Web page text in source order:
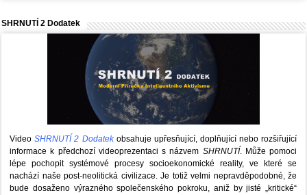
SHRNUTÍ 2 Dodatek
VideoSHRNUTÍ 2 Dodatekobsahuje upřesňující, doplňující nebo rozšiřující
informace k předchozí videoprezentaci s názvem SHRNUTÍ. Může pomoci
lépe pochopit systémové procesy socioekonomické reality, ve které se
nachází naše post-neolitická civilizace. Je totiž velmi nepravděpodobné, že
bude dosaženo výrazného společenského pokroku, aniž by jisté „kritické“